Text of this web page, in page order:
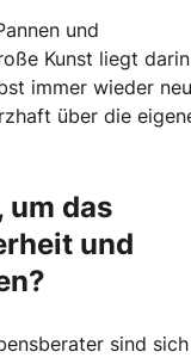
und
Kunst liegt
immer wieder neu
über die
um das
und
sind sich